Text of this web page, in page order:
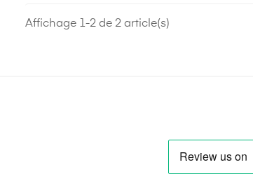
Affichage 1-2 de 2 article(s)